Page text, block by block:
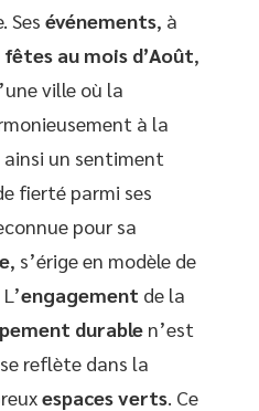
Ses événements, à
fêtes au mois d’Août,
ville où la
à la
un sentiment
fierté parmi ses
pour sa
, s’érige en modèle de
engagement de la
durable n’est
reflète dans la
espaces verts . Ce